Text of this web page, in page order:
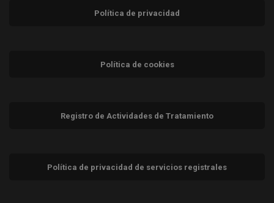
Política de privacidad
Política de cookies
Registro de Actividades de Tratamiento
Política de privacidad de servicios registrales